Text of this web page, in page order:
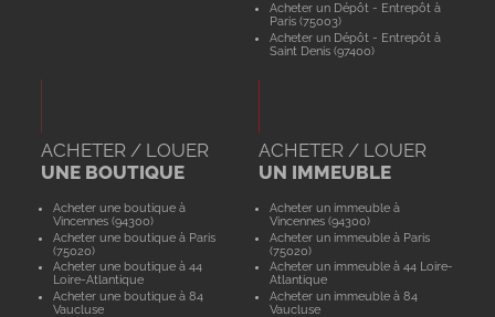
Acheter un Dépôt - Entrepôt à
Paris (75003)
Acheter un Dépôt - Entrepôt à
Saint Denis (97400)
ACHETER / LOUER
UNE BOUTIQUE
Acheter une boutique à
Vincennes (94300)
Acheter une boutique à Paris
(75020)
Acheter une boutique à 44
Loire-Atlantique
Acheter une boutique à 84
Vaucluse
ACHETER / LOUER
UN IMMEUBLE
Acheter un immeuble à
Vincennes (94300)
Acheter un immeuble à Paris
(75020)
Acheter un immeuble à 44 Loire-
Atlantique
Acheter un immeuble à 84
Vaucluse